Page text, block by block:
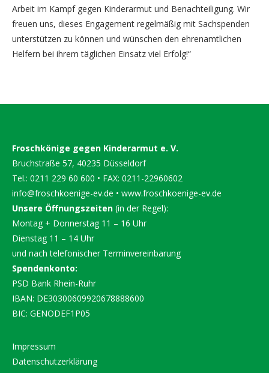
Arbeit im Kampf gegen Kinderarmut und Benachteiligung. Wir
freuen uns, dieses Engagement regelmäßig mit Sachspenden
unterstützen zu können und wünschen den ehrenamtlichen
Helfern bei ihrem täglichen Einsatz viel Erfolg!“
Froschkönige gegen Kinderarmut e. V.
Bruchstraße 57, 40235 Düsseldorf
Tel.: 0211 229 60 600 • FAX: 0211-22960602
info@froschkoenige-ev.de • www.froschkoenige-ev.de
Unsere Öffnungszeiten (in der Regel):
Montag + Donnerstag 11 – 16 Uhr
Dienstag 11 – 14 Uhr
und nach telefonischer Terminvereinbarung
Spendenkonto:
PSD Bank Rhein-Ruhr
IBAN: DE30300609920678888600
BIC: GENODEF1P05
Impressum
Datenschutzerklärung